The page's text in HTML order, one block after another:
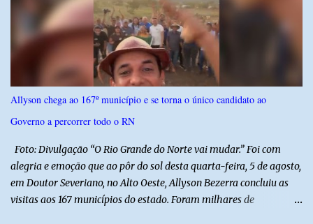
criminosas nos municípios localizados nas divisas do Rio Grande
do Norte com os estados do Ceará e da Paraíba. A mobilização,
com concentração e saída de equipes policiais, ocorreu às 16h, no
município de Baraúna, no Oeste potiguar. A operação reúne
efetivos da Polícia Militar do Rio Grande do Norte, da Polícia Civil
do Rio Grande do Norte e da Polícia Militar do Ceará, reforçando a
atuação integrada entre as forças de segurança e intensificando o
combate à criminalidade nas áreas de fronteira interestadual. As
Allyson chega ao 167º município e se torna o único candidato ao
Governo a percorrer todo o RN
Foto: Divulgação “O Rio Grande do Norte vai mudar.” Foi com
alegria e emoção que ao pôr do sol desta quarta-feira, 5 de agosto,
em Doutor Severiano, no Alto Oeste, Allyson Bezerra concluiu as
visitas aos 167 municípios do estado. Foram milhares de